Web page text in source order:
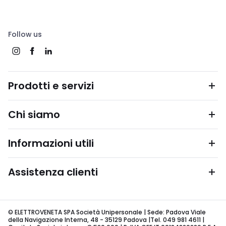
Follow us
Prodotti e servizi
Chi siamo
Informazioni utili
Assistenza clienti
© ELETTROVENETA SPA Società Unipersonale | Sede: Padova Viale
della Navigazione Interna, 48 - 35129 Padova |Tel. 049 981 4611 |